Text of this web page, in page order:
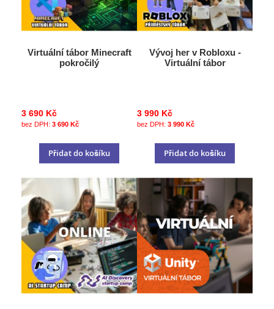
Virtuální tábor Minecraft
pokročilý
3 690 Kč
3 690 Kč
Přidat do košíku
Vývoj her v Robloxu -
Virtuální tábor
3 990 Kč
3 990 Kč
Přidat do košíku